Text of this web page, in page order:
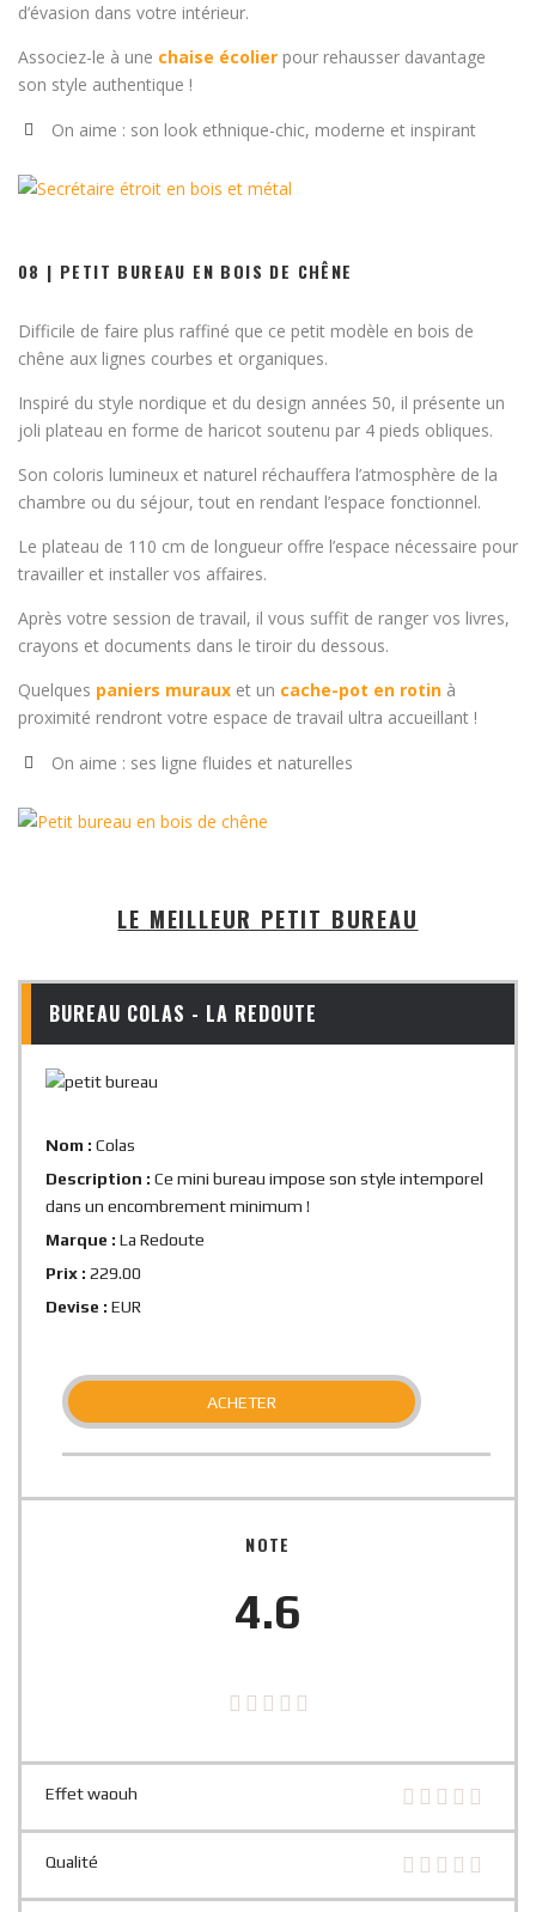
d’évasion dans votre intérieur.
Associez-le à une chaise écolier pour rehausser davantage
son style authentique !
On aime : son look ethnique-chic, moderne et inspirant
08 | PETIT BUREAU EN BOIS DE CHÊNE
Difficile de faire plus raffiné que ce petit modèle en bois de
chêne aux lignes courbes et organiques.
Inspiré du style nordique et du design années 50, il présente un
joli plateau en forme de haricot soutenu par 4 pieds obliques.
Son coloris lumineux et naturel réchauffera l’atmosphère de la
chambre ou du séjour, tout en rendant l’espace fonctionnel.
Le plateau de 110 cm de longueur offre l’espace nécessaire pour
travailler et installer vos affaires.
Après votre session de travail, il vous suffit de ranger vos livres,
crayons et documents dans le tiroir du dessous.
Quelques paniers muraux et un cache-pot en rotin à
proximité rendront votre espace de travail ultra accueillant !
On aime : ses ligne fluides et naturelles
LE MEILLEUR PETIT BUREAU
BUREAU COLAS - LA REDOUTE
Nom : Colas
Description : Ce mini bureau impose son style intemporel
dans un encombrement minimum !
Marque : La Redoute
Prix : 229.00
Devise : EUR
ACHETER
NOTE
4.6
Effet waouh
Qualité